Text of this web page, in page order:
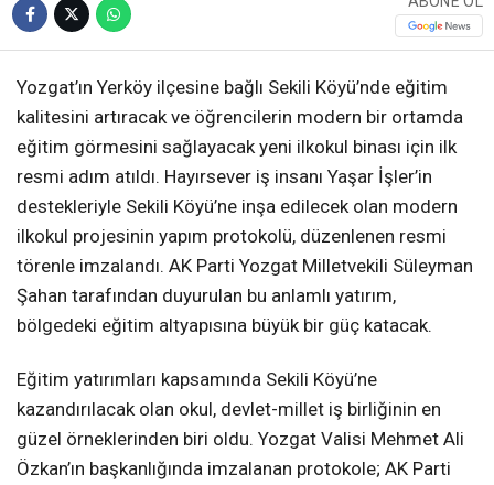
Yozgat’ın Yerköy ilçesine bağlı Sekili Köyü’nde eğitim
kalitesini artıracak ve öğrencilerin modern bir ortamda
eğitim görmesini sağlayacak yeni ilkokul binası için ilk
resmi adım atıldı. Hayırsever iş insanı Yaşar İşler’in
destekleriyle Sekili Köyü’ne inşa edilecek olan modern
ilkokul projesinin yapım protokolü, düzenlenen resmi
törenle imzalandı. AK Parti Yozgat Milletvekili Süleyman
Şahan tarafından duyurulan bu anlamlı yatırım,
bölgedeki eğitim altyapısına büyük bir güç katacak.
Eğitim yatırımları kapsamında Sekili Köyü’ne
kazandırılacak olan okul, devlet-millet iş birliğinin en
güzel örneklerinden biri oldu. Yozgat Valisi Mehmet Ali
Özkan’ın başkanlığında imzalanan protokole; AK Parti